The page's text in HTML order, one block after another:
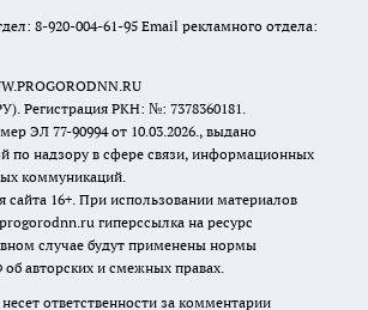
8-920-004-61-95 Email рекламного отдела:
Регистрация РКН: №: 7378360181.
ЭЛ 77-90994 от 10.03.2026., выдано
по надзору в сфере связи, информационных
коммуникаций.
сайта 16+. При использовании материалов
гиперссылка на ресурс
случае будут применены нормы
об авторских и смежных правах.
ответственности за комментарии